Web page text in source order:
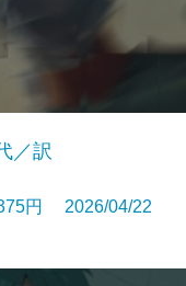
／訳
円 2026/04/22